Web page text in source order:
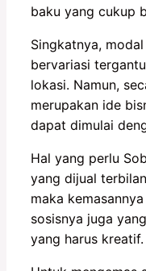
baku yang cukup
Singkatnya,
bervariasi
lokasi. Namun,
merupakan ide
dapat dimulai
Hal yang perlu
yang dijual
maka
sosisnya juga
yang harus kreatif.